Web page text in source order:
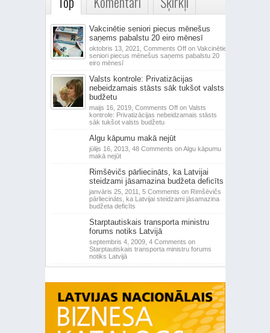
Vakcinētie seniori piecus mēnešus
saņems pabalstu 20 eiro mēnesī
oktobris 13, 2021, Comments Offon Vakcinētie
seniori piecus mēnešus saņems pabalstu 20
eiro mēnesī
Valsts kontrole: Privatizācijas
nebeidzamais stāsts sāk tukšot valsts
budžetu
maijs 16, 2019, Comments Offon Valsts
kontrole: Privatizācijas nebeidzamais stāsts
sāk tukšot valsts budžetu
Algu kāpumu makā nejūt
jūlijs 16, 2013, 48 Comments on Algu kāpumu
makā nejūt
Rimšēvičs pārliecināts, ka Latvijai
steidzami jāsamazina budžeta deficīts
janvāris 25, 2011, 5 Comments on Rimšēvičs
pārliecināts, ka Latvijai steidzami jāsamazina
budžeta deficīts
Starptautiskais transporta ministru
forums notiks Latvijā
septembris 4, 2009, 4 Comments on
Starptautiskais transporta ministru forums
notiks Latvijā